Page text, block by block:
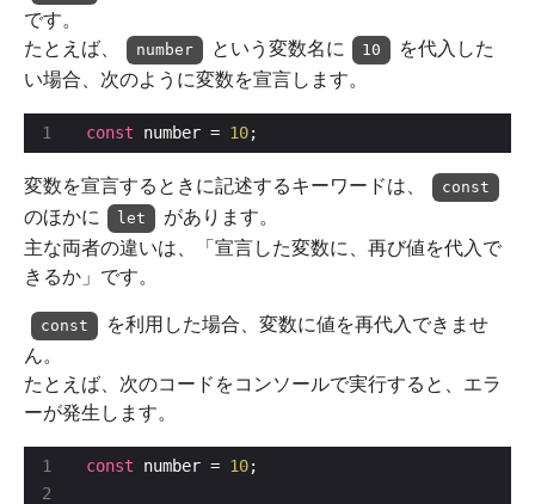
です。
たとえば、
number という変数名に 10
を代入した
い場合、次のように変数を宣言します。
const number = 10;
変数を宣言するときに記述するキーワードは、 const
のほかに let
があります。
主な両者の違いは、「宣言した変数に、再び値を代入で
きるか」です。
const
を利用した場合、変数に値を再代入できませ
ん。
たとえば、次のコードをコンソールで実行すると、エラ
ーが発生します。
const number = 10